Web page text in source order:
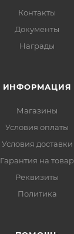
Контакты
Документы
Награды
ИНФОРМАЦИЯ
Магазины
Условия оплаты
Условия доставки
Гарантия на товар
Реквизиты
Политика